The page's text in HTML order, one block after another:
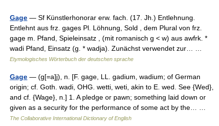
Gage — Sf Künstlerhonorar erw. fach. (17. Jh.) Entlehnung.
Entlehnt aus frz. gages Pl. Löhnung, Sold , dem Plural von frz.
gage m. Pfand, Spieleinsatz , (mit romanisch g < w) aus awfrk. *
wadi Pfand, Einsatz (g. * wadja). Zunächst verwendet zur… …
Etymologisches Wörterbuch der deutschen sprache
Gage — (g[=a]j), n. [F. gage, LL. gadium, wadium; of German
origin; cf. Goth. wadi, OHG. wetti, weti, akin to E. wed. See {Wed},
and cf. {Wage}, n.] 1. A pledge or pawn; something laid down or
given as a security for the performance of some act by the… …
The Collaborative International Dictionary of English